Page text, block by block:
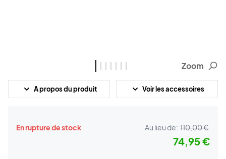
Zoom
A propos du produit Voir les accessoires
En rupture de stock Au lieu de: 110,00 €
74,95 €